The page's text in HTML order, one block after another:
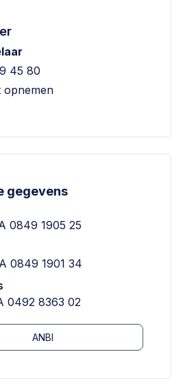
45 80
opnemen
gegevens
0849 1905 25
0849 1901 34
0492 8363 02
ANBI